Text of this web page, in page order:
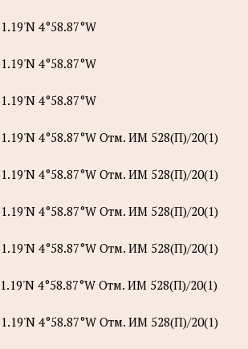
4°58.87°W
4°58.87°W
4°58.87°W
4°58.87°W Отм. ИМ 528(П)/20(1)
4°58.87°W Отм. ИМ 528(П)/20(1)
4°58.87°W Отм. ИМ 528(П)/20(1)
4°58.87°W Отм. ИМ 528(П)/20(1)
4°58.87°W Отм. ИМ 528(П)/20(1)
4°58.87°W Отм. ИМ 528(П)/20(1)